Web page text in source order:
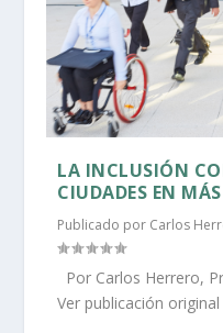
LA INCLUSIÓN
CIUDADES EN
Publicado por Carlos
Por Carlos Herrero,
Ver publicación